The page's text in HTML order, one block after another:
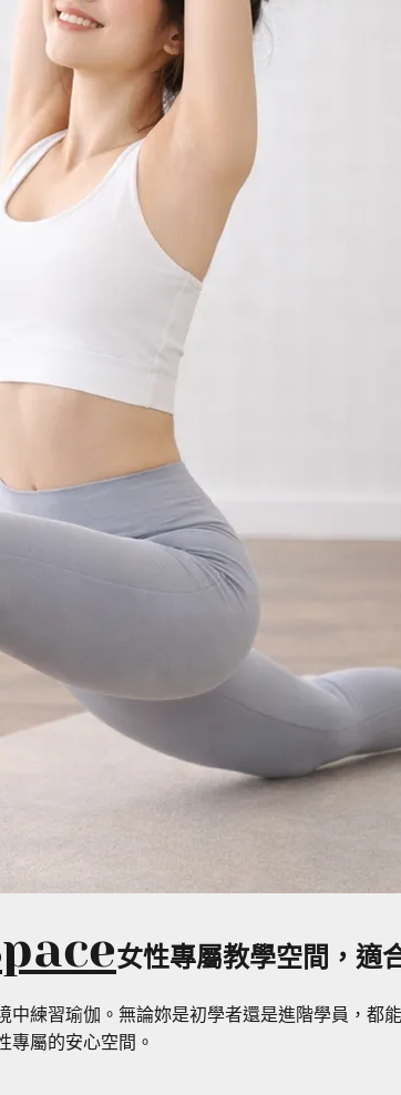
女性專屬教學空間，適
練習瑜伽。無論妳是初學者還是進階學員，都
專屬的安心空間。